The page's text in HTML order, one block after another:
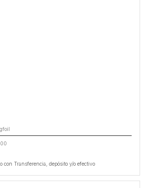
con Transferencia, depósito y/o efectivo